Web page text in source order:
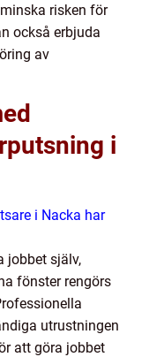
risken för
också erbjuda
av
i
i Nacka har
jobbet själv,
fönster rengörs
utrustningen
att göra jobbet